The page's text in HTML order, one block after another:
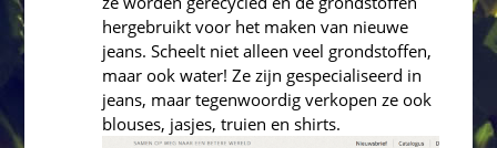
hergebruikt voor het maken van nieuwe
jeans. Scheelt niet alleen veel grondstoffen,
maar ook water! Ze zijn gespecialiseerd in
jeans, maar tegenwoordig verkopen ze ook
blouses, jasjes, truien en shirts.